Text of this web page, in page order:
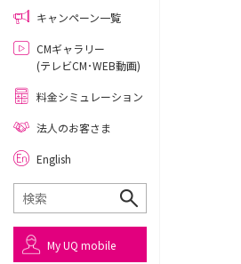
キャンペーン一覧
CMギャラリー
(テレビCM･WEB動画)
料金シミュレーション
法人のお客さま
English
My UQ mobile